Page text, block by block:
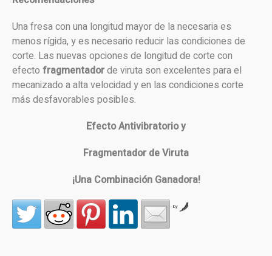
Una fresa con una longitud mayor de la necesaria es
menos rígida, y es necesario reducir las condiciones de
corte. Las nuevas opciones de longitud de corte con
efecto fragmentadorde viruta son excelentes para el
mecanizado a alta velocidad y en las condiciones corte
más desfavorables posibles.
Efecto Antivibratorio y
Fragmentador de Viruta
¡Una Combinación Ganadora!
by